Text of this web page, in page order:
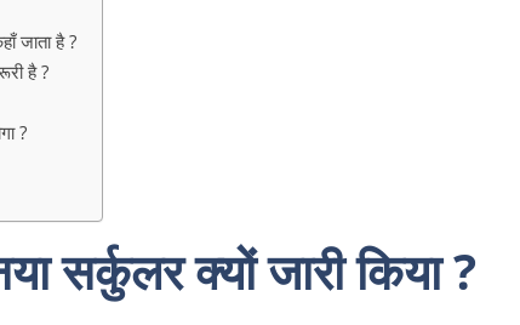
जाता है ?
है ?
?
सर्कुलर क्यों जारी किया ?